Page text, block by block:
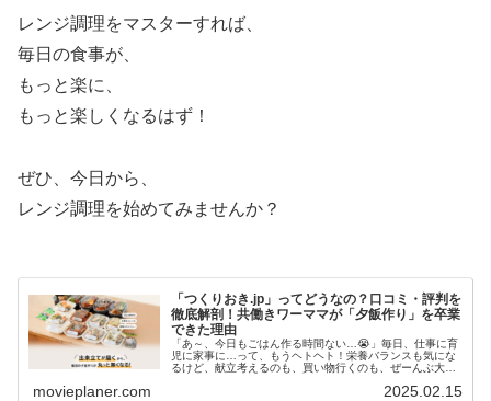
レンジ調理をマスターすれば、
毎日の食事が、
もっと楽に、
もっと楽しくなるはず！
ぜひ、今日から、
レンジ調理を始めてみませんか？
「つくりおき.jp」ってどうなの？口コミ・評判を
徹底解剖！共働きワーママが「夕飯作り」を卒業
できた理由
「あ～、今日もごはん作る時間ない…😭」毎日、仕事に育
児に家事に…って、もうヘトヘト！栄養バランスも気にな
るけど、献立考えるのも、買い物行くのも、ぜーんぶ大
movieplaner.com 2025.02.15